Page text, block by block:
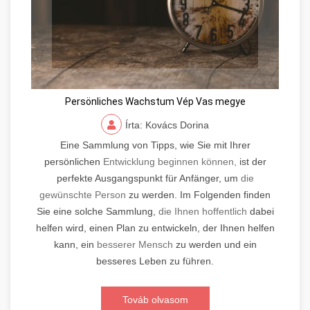
Persönliches Wachstum Vép Vas megye
Írta: Kovács Dorina
Eine Sammlung von Tipps, wie Sie mit Ihrer
persönlichen Entwicklung beginnen können, ist der
perfekte Ausgangspunkt für Anfänger, um die
gewünschte Person zu werden. Im Folgenden finden
Sie eine solche Sammlung, die Ihnen hoffentlich dabei
helfen wird, einen Plan zu entwickeln, der Ihnen helfen
kann, ein besserer Mensch zu werden und ein
besseres Leben zu führen.
Továb olvasom